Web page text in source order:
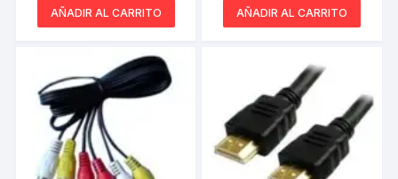
AÑADIR AL CARRITO AÑADIR AL CARRITO